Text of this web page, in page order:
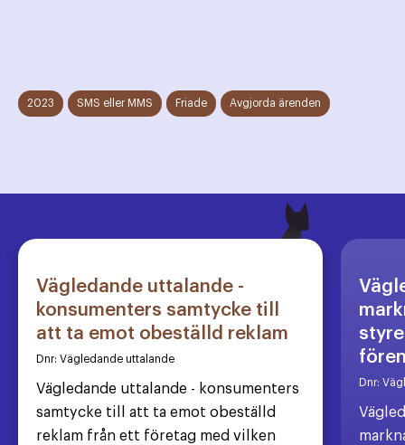
2023 SMS eller MMS Friade Avgjorda ärenden
Vägledande uttalande -
konsumenters samtycke till
att ta emot obeställd reklam
Dnr: Vägledande uttalande
Vägledande uttalande - konsumenters
samtycke till att ta emot obeställd
reklam från ett företag med vilken
Dnr: